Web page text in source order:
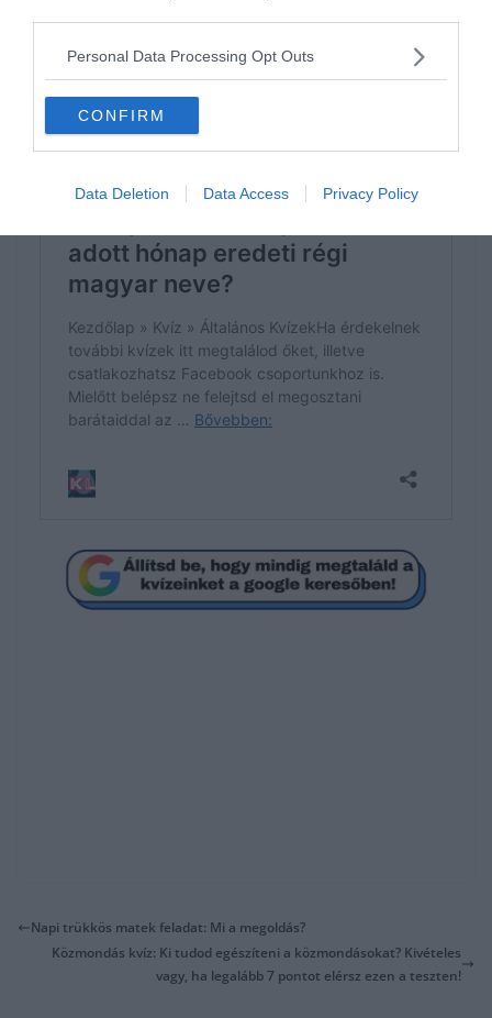
Personal Data Processing Opt Outs
CONFIRM
Data Deletion Data Access Privacy Policy
Napi trükkös matek feladat: Mi a megoldás?
Közmondás kvíz: Ki tudod egészíteni a közmondásokat? Kivételes
vagy, ha legalább 7 pontot elérsz ezen a teszten!